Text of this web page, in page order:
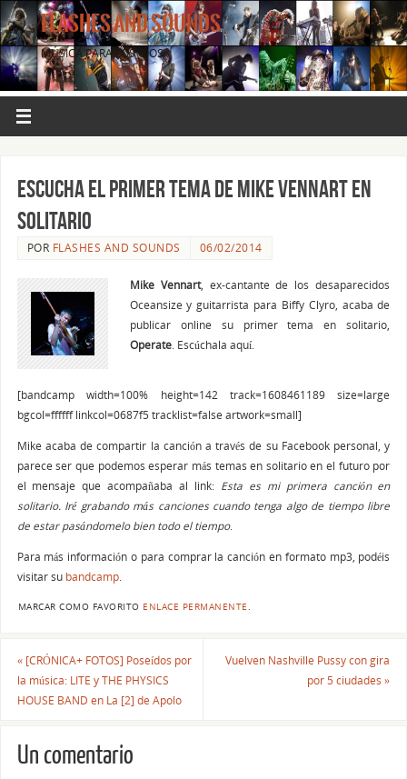
FLASHES AND SOUNDS
MÚSICA PARA LOS OJOS.
Escucha el primer tema de Mike Vennart en
solitario
POR FLASHES AND SOUNDS 06/02/2014
Mike Vennart, ex-cantante de los desaparecidos
Oceansize y guitarrista para Biffy Clyro, acaba de
publicar online su primer tema en solitario,
Operate. Escúchala aquí.
[bandcamp width=100% height=142 track=1608461189 size=large
bgcol=ffffff linkcol=0687f5 tracklist=false artwork=small]
Mike acaba de compartir la canción a través de su Facebook personal, y
parece ser que podemos esperar más temas en solitario en el futuro por
el mensaje que acompañaba al link: Esta es mi primera canción en
solitario. Iré grabando más canciones cuando tenga algo de tiempo libre
de estar pasándomelo bien todo el tiempo.
Para más información o para comprar la canción en formato mp3, podéis
visitar su bandcamp.
MARCAR COMO FAVORITO ENLACE PERMANENTE.
«[CRÓNICA+ FOTOS] Poseídos por
la música: LITE y THE PHYSICS
HOUSE BAND en La [2] de Apolo
Vuelven Nashville Pussy con gira
por 5 ciudades»
Un comentario